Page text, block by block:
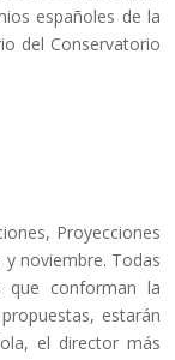
españoles de la
del Conservatorio
Proyecciones
noviembre. Todas
que conforman la
estarán
el director más